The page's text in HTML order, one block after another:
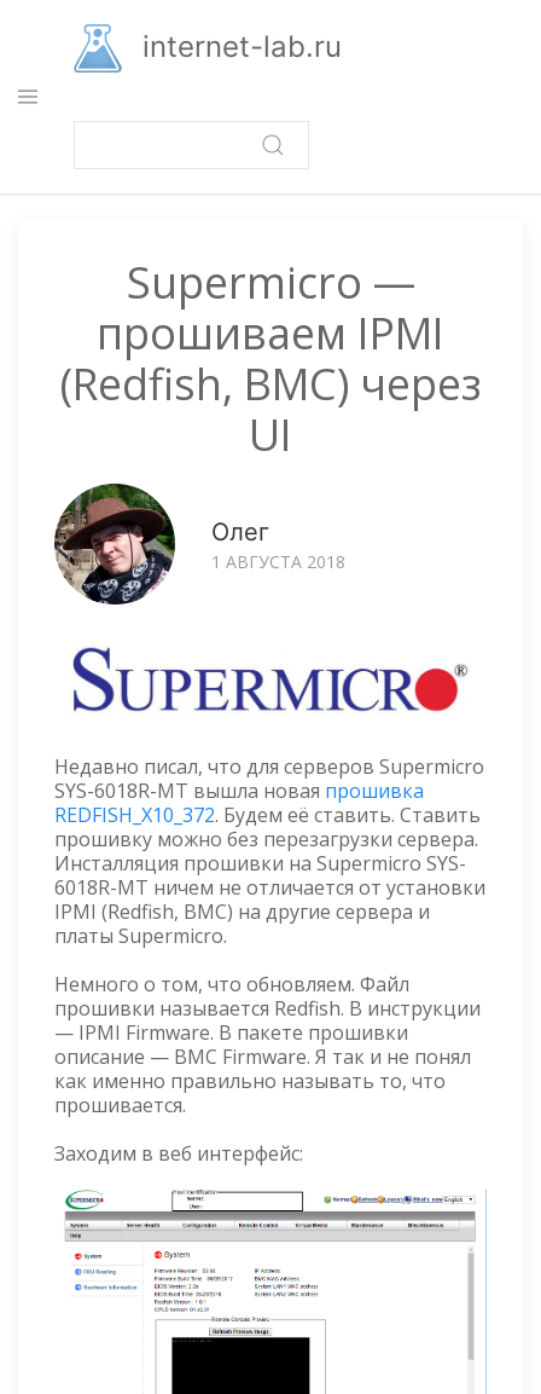
основному
содержанию
internet-lab.ru
Supermicro —
прошиваем IPMI
(Redfish, BMC) через
UI
Олег
1 АВГУСТА 2018
Недавно писал, что для серверов Supermicro
SYS-6018R-MT вышла новая прошивка
REDFISH_X10_372. Будем её ставить. Ставить
прошивку можно без перезагрузки сервера.
Инсталляция прошивки на Supermicro SYS-
6018R-MT ничем не отличается от установки
IPMI (Redfish, BMC) на другие сервера и
платы Supermicro.
Немного о том, что обновляем. Файл
прошивки называется Redfish. В инструкции
— IPMI Firmware. В пакете прошивки
описание — BMC Firmware. Я так и не понял
как именно правильно называть то, что
прошивается.
Заходим в веб интерфейс: